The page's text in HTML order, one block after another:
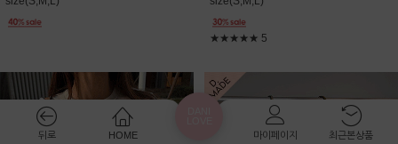
★★★★★ 5
뒤로 HOME
마이페이지
최근본상품